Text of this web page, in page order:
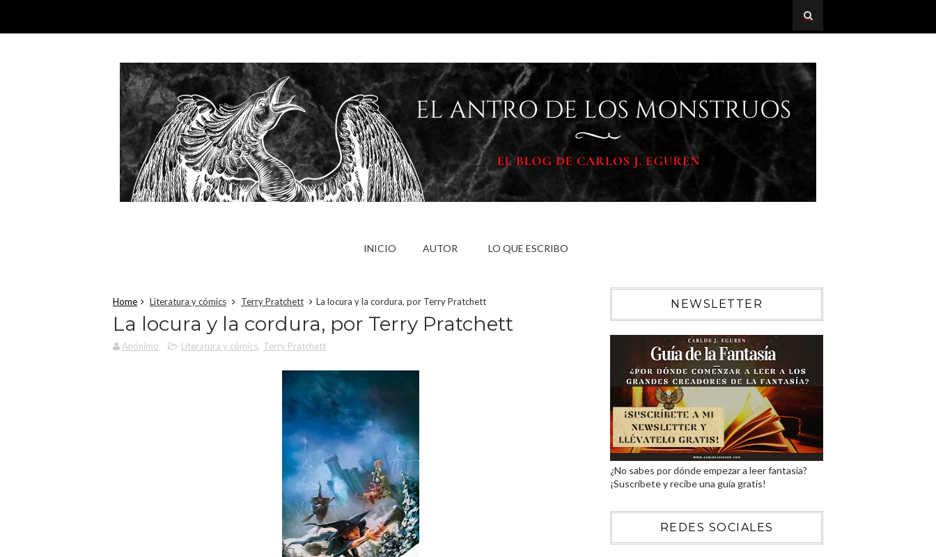
INICIO AUTOR LO QUE ESCRIBO
Home Literatura y cómics Terry Pratchett La locura y la cordura, por Terry Pratchett
La locura y la cordura, por Terry Pratchett
Anónimo Literatura y cómics, Terry Pratchett
NEWSLETTER
¿No sabes por dónde empezar a leer fantasía?
¡Suscríbete y recibe una guía gratis!
REDES SOCIALES